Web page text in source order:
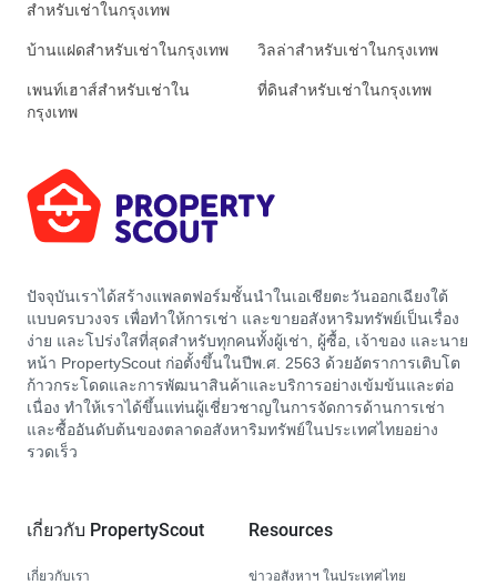
สำหรับเช่าในกรุงเทพ
บ้านแฝดสำหรับเช่าในกรุงเทพ วิลล่าสำหรับเช่าในกรุงเทพ
เพนท์เฮาส์สำหรับเช่าใน
กรุงเทพ
ที่ดินสำหรับเช่าในกรุงเทพ
ปัจจุบันเราได้สร้างแพลตฟอร์มชั้นนำในเอเชียตะวันออกเฉียงใต้
แบบครบวงจร เพื่อทำให้การเช่า และขายอสังหาริมทรัพย์เป็นเรื่อง
ง่าย และโปร่งใสที่สุดสำหรับทุกคนทั้งผู้เช่า, ผู้ซื้อ, เจ้าของ และนาย
หน้า PropertyScout ก่อตั้งขึ้นในปีพ.ศ. 2563 ด้วยอัตราการเติบโต
ก้าวกระโดดและการพัฒนาสินค้าและบริการอย่างเข้มข้นและต่อ
เนื่อง ทำให้เราได้ขึ้นแท่นผู้เชี่ยวชาญในการจัดการด้านการเช่า
และซื้ออันดับต้นของตลาดอสังหาริมทรัพย์ในประเทศไทยอย่าง
รวดเร็ว
เกี่ยวกับ PropertyScout
เกี่ยวกับเรา
Resources
ข่าวอสังหาฯ ในประเทศไทย